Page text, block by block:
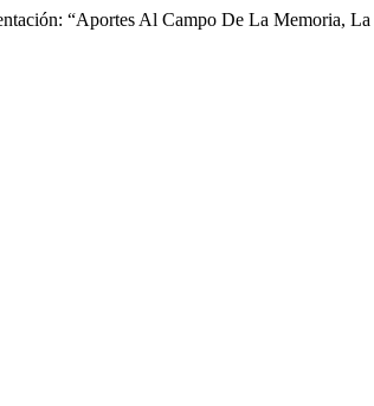
“Aportes Al Campo De La Memoria,